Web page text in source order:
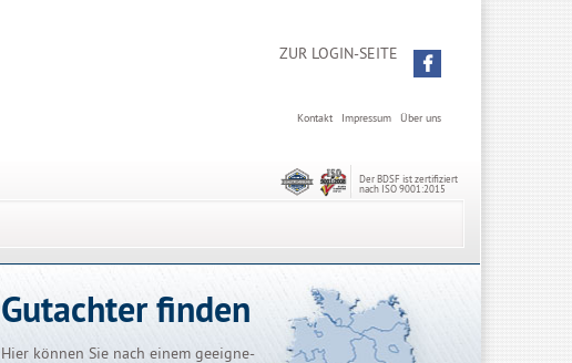
ZUR LOGIN-SEITE
Über uns
Impressum
Kontakt
Der BDSF ist zertifiziert
nach ISO 9001:2015
Gutachter finden
Hier können Sie nach einem geeigne-